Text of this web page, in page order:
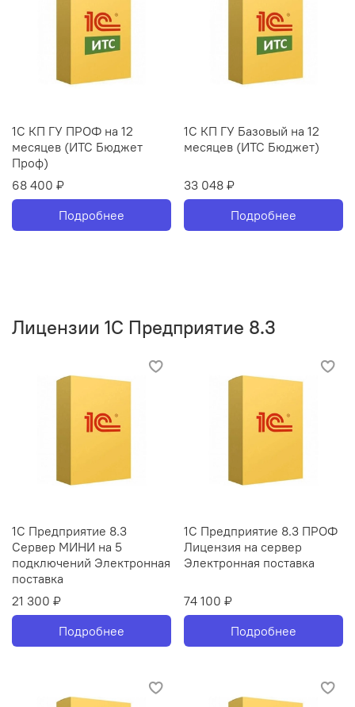
1С КП ГУ ПРОФ на 12
месяцев (ИТС Бюджет
Проф)
68 400 ₽
Подробнее
1С КП ГУ Базовый на 12
месяцев (ИТС Бюджет)
33 048 ₽
Подробнее
Лицензии 1С Предприятие 8.3
1С Предприятие 8.3
Сервер МИНИ на 5
подключений Электронная
поставка
21 300 ₽
Подробнее
1С Предприятие 8.3 ПРОФ
Лицензия на сервер
Электронная поставка
74 100 ₽
Подробнее